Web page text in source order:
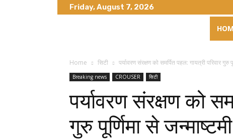
Friday, August 7, 2026
Home सिटी पर्यावरण संरक्षण को समर्पित पहल: गायत्री परिवार गुरु
Breaking news CROUSER सिटी
पर्यावरण संरक्षण को
गुरु पूर्णिमा से